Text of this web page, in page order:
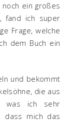
ein großes
fand ich super
Frage, welche
dem Buch ein
und bekommt
die aus
was ich sehr
dass mich das